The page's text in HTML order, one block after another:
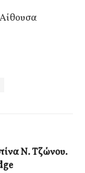
Ν. Τζώνου.